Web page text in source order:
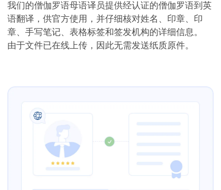
我们的僧伽罗语母语译员提供经认证的僧伽罗语到英
语翻译，供官方使用，并仔细核对姓名、印章、印
章、手写​​笔记、表格标签和签发机构的详细信息。
由于文件已在线上传，因此无需发送纸质原件。